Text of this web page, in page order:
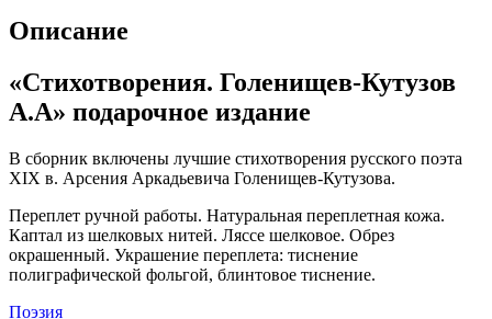
Описание
«Стихотворения. Голенищев-Кутузов
А.А» подарочное издание
В сборник включены лучшие стихотворения русского поэта
XIX в. Арсения Аркадьевича Голенищев-Кутузова.
Переплет ручной работы. Натуральная переплетная кожа.
Каптал из шелковых нитей. Ляссе шелковое. Обрез
окрашенный. Украшение переплета: тиснение
полиграфической фольгой, блинтовое тиснение.
Поэзия